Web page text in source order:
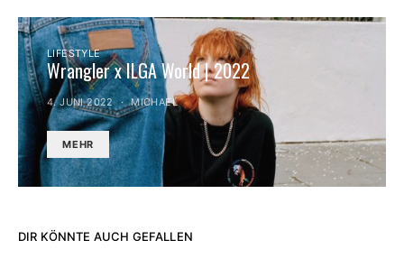
LIFESTYLE
Wrangler x ILGA World | 2022
4. JUNI 2022 MICHAEL
MEHR
DIR KÖNNTE AUCH GEFALLEN